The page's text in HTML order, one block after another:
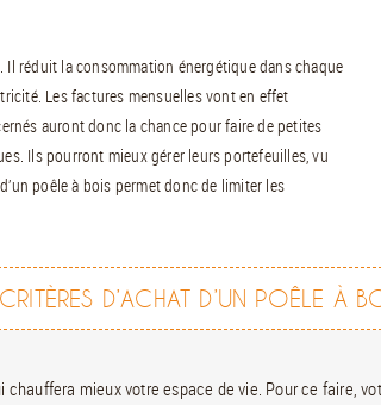
réduit la consommation énergétique dans chaque
Les factures mensuelles vont en effet
auront donc la chance pour faire de petites
Ils pourront mieux gérer leurs portefeuilles, vu
poêle à bois permet donc de limiter les
D’ACHAT D’UN POÊLE À
chauffera mieux votre espace de vie. Pour ce faire,